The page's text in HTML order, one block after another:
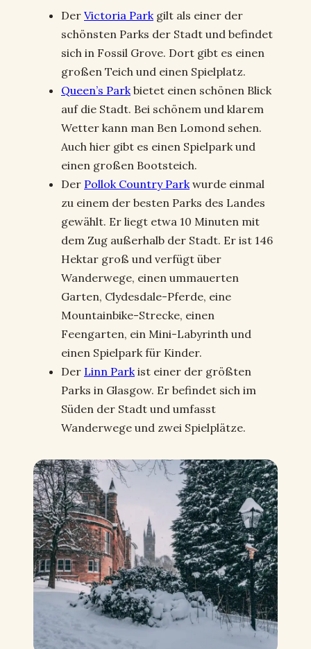
Der Victoria Parkgilt als einer der
schönsten Parks der Stadt und befindet
sich in Fossil Grove. Dort gibt es einen
großen Teich und einen Spielplatz.
Queen’s Parkbietet einen schönen Blick
auf die Stadt. Bei schönem und klarem
Wetter kann man Ben Lomond sehen.
Auch hier gibt es einen Spielpark und
einen großen Bootsteich.
Der Pollok Country Parkwurde einmal
zu einem der besten Parks des Landes
gewählt. Er liegt etwa 10 Minuten mit
dem Zug außerhalb der Stadt. Er ist 146
Hektar groß und verfügt über
Wanderwege, einen ummauerten
Garten, Clydesdale-Pferde, eine
Mountainbike-Strecke, einen
Feengarten, ein Mini-Labyrinth und
einen Spielpark für Kinder.
Der Linn Parkist einer der größten
Parks in Glasgow. Er befindet sich im
Süden der Stadt und umfasst
Wanderwege und zwei Spielplätze.